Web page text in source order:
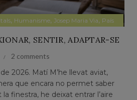
, Humanisme, Josep Maria Via, País
SENTIR, ADAPTAR-SE
2 comments
2026. Matí M’he llevat aviat,
que encara no permet saber
finestra, he deixat entrar l’aire